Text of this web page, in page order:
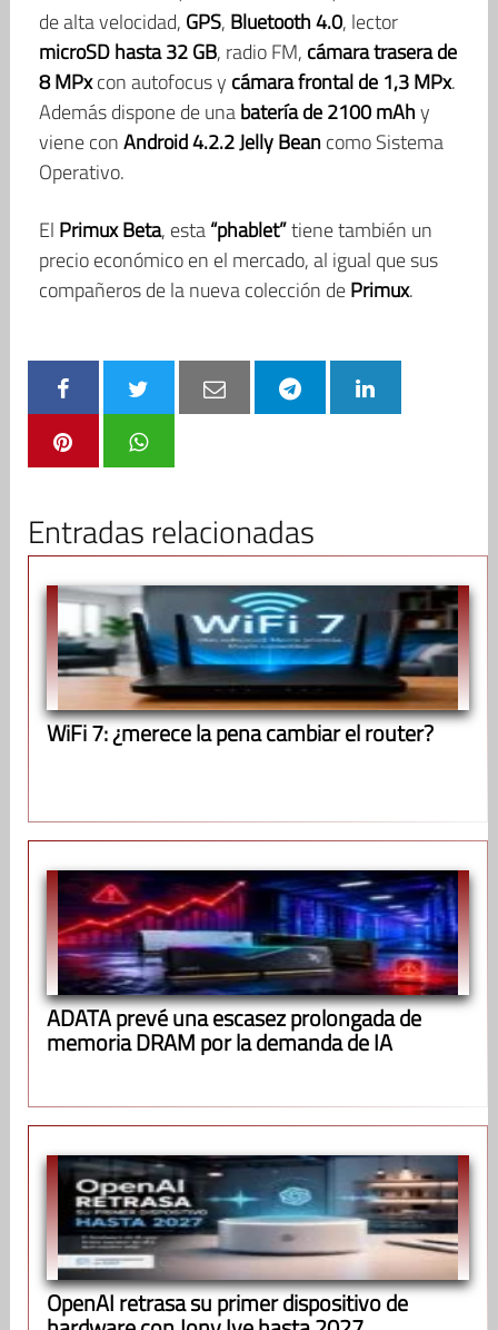
de alta velocidad, GPS, Bluetooth 4.0, lector
microSD hasta 32 GB, radio FM, cámara trasera de
8 MPxcon autofocus y cámara frontal de 1,3 MPx.
Además dispone de unabatería de 2100 mAhy
viene conAndroid 4.2.2 Jelly Beancomo Sistema
Operativo.
El Primux Beta, esta“phablet”tiene también un
precio económico en el mercado, al igual que sus
compañeros de la nueva colección dePrimux.
Entradas relacionadas
WiFi 7: ¿merece la pena cambiar el router?
ADATA prevé una escasez prolongada de
memoria DRAM por la demanda de IA
OpenAI retrasa su primer dispositivo de